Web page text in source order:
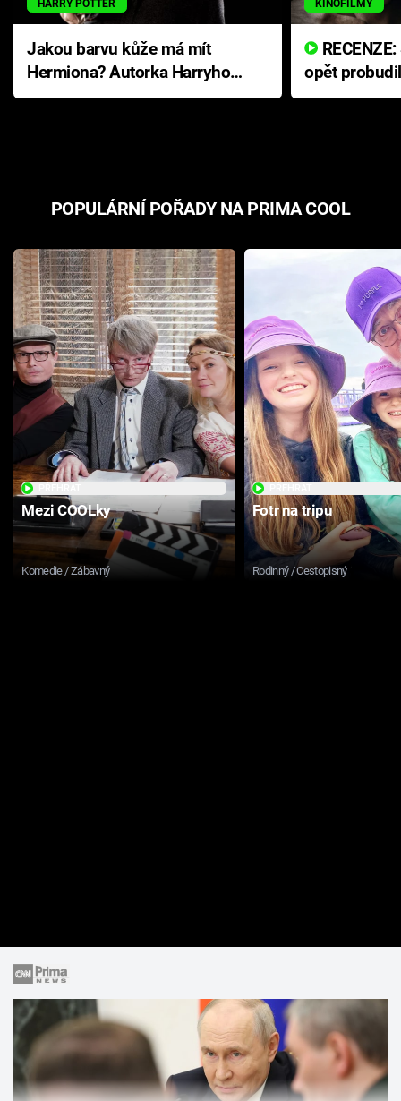
HARRY POTTER
Jakou barvu kůže má mít
Hermiona? Autorka Harryho
Pottera přišla s ráznou
KINOFILMY
opět
přichází s
POPULÁRNÍ POŘADY NA PRIMA COOL
Mezi COOLky
Komedie / Zábavný
Fotr na tripu
Rodinný / Cestopisný